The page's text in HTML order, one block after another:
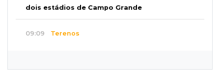
dois estádios de Campo Grande
09:09 Terenos